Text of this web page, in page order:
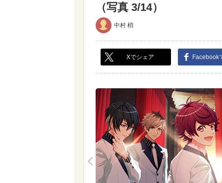
（写真 3/14）
中村 梢
Xでシェア Facebook